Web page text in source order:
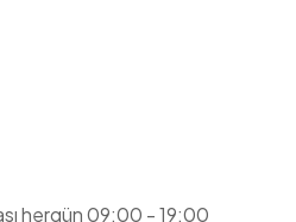
hergün 09:00 - 19:00